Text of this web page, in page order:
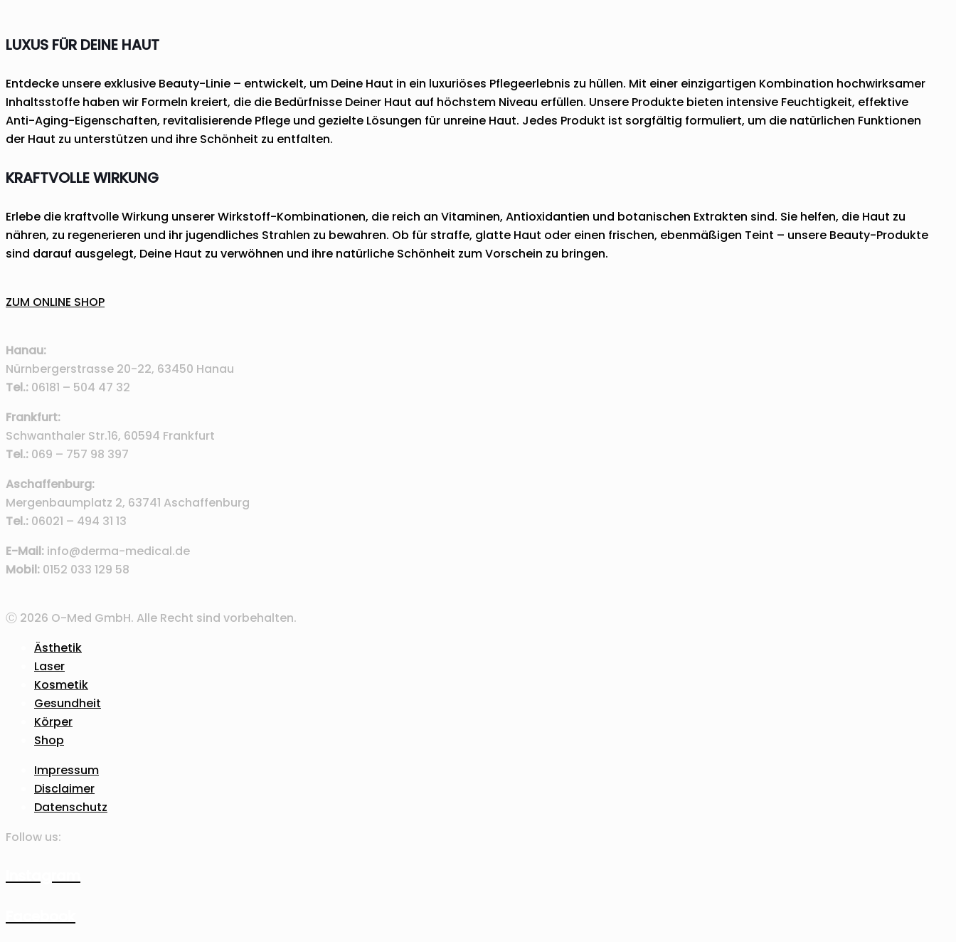
LUXUS FÜR DEINE HAUT
Entdecke unsere exklusive Beauty-Linie – entwickelt, um Deine Haut in ein luxuriöses Pflegeerlebnis zu hüllen. Mit einer einzigartigen Kombination hochwirksamer
Inhaltsstoffe haben wir Formeln kreiert, die die Bedürfnisse Deiner Haut auf höchstem Niveau erfüllen. Unsere Produkte bieten intensive Feuchtigkeit, effektive
Anti-Aging-Eigenschaften, revitalisierende Pflege und gezielte Lösungen für unreine Haut. Jedes Produkt ist sorgfältig formuliert, um die natürlichen Funktionen
der Haut zu unterstützen und ihre Schönheit zu entfalten.
KRAFTVOLLE WIRKUNG
Erlebe die kraftvolle Wirkung unserer Wirkstoff-Kombinationen, die reich an Vitaminen, Antioxidantien und botanischen Extrakten sind. Sie helfen, die Haut zu
nähren, zu regenerieren und ihr jugendliches Strahlen zu bewahren. Ob für straffe, glatte Haut oder einen frischen, ebenmäßigen Teint – unsere Beauty-Produkte
sind darauf ausgelegt, Deine Haut zu verwöhnen und ihre natürliche Schönheit zum Vorschein zu bringen.
ZUM ONLINE SHOP
Hanau:
Nürnbergerstrasse 20-22, 63450 Hanau
Tel.: 06181 – 504 47 32
Frankfurt:
Schwanthaler Str.16, 60594 Frankfurt
Tel.: 069 – 757 98 397
Aschaffenburg:
Mergenbaumplatz 2, 63741 Aschaffenburg
Tel.: 06021 – 494 31 13
E-Mail: info@derma-medical.de
Mobil: 0152 033 129 58
Ⓒ 2026 O-Med GmbH. Alle Recht sind vorbehalten.
Ästhetik
Laser
Kosmetik
Gesundheit
Körper
Shop
Impressum
Disclaimer
Datenschutz
Follow us: